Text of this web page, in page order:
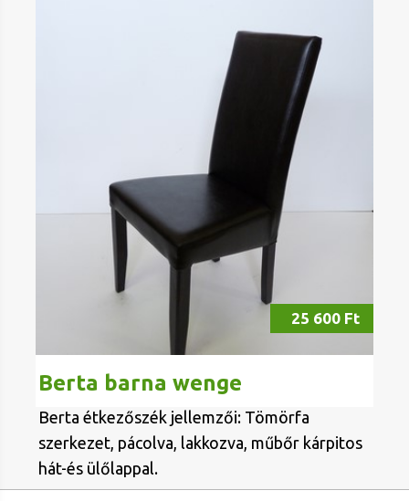
25 600 Ft
Berta barna wenge
Berta étkezőszék jellemzői: Tömörfa
szerkezet, pácolva, lakkozva, műbőr kárpitos
hát-és ülőlappal.